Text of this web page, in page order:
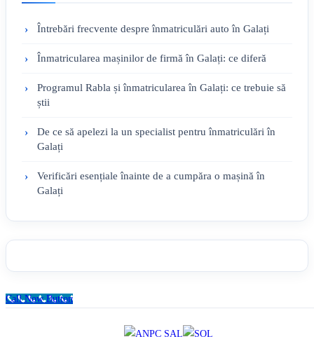
Întrebări frecvente despre înmatriculări auto în Galați
Înmatricularea mașinilor de firmă în Galați: ce diferă
Programul Rabla și înmatricularea în Galați: ce trebuie să
știi
De ce să apelezi la un specialist pentru înmatriculări în
Galați
Verificări esențiale înainte de a cumpăra o mașină în
Galați
Call Now Button